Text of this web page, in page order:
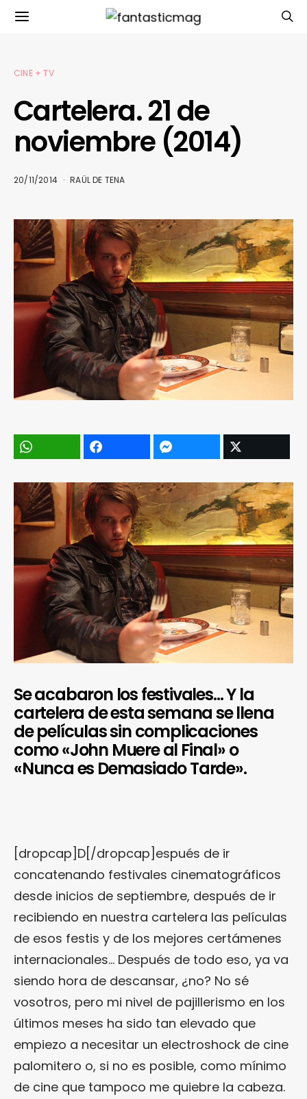
CINE + TV
Cartelera. 21 de
noviembre (2014)
20/11/2014 RAÜL DE TENA
Se acabaron los festivales… Y la
cartelera de esta semana se llena
de películas sin complicaciones
como «John Muere al Final» o
«Nunca es Demasiado Tarde».
[dropcap]D[/dropcap]espués de ir
concatenando festivales cinematográficos
desde inicios de septiembre, después de ir
recibiendo en nuestra cartelera las películas
de esos festis y de los mejores certámenes
internacionales… Después de todo eso, ya va
siendo hora de descansar, ¿no? No sé
vosotros, pero mi nivel de pajillerismo en los
últimos meses ha sido tan elevado que
empiezo a necesitar un electroshock de cine
palomitero o, si no es posible, como mínimo
de cine que tampoco me quiebre la cabeza.